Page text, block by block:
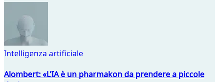
Intelligenza artificiale
Alombert: «L’IA è un pharmakon da prendere a piccole